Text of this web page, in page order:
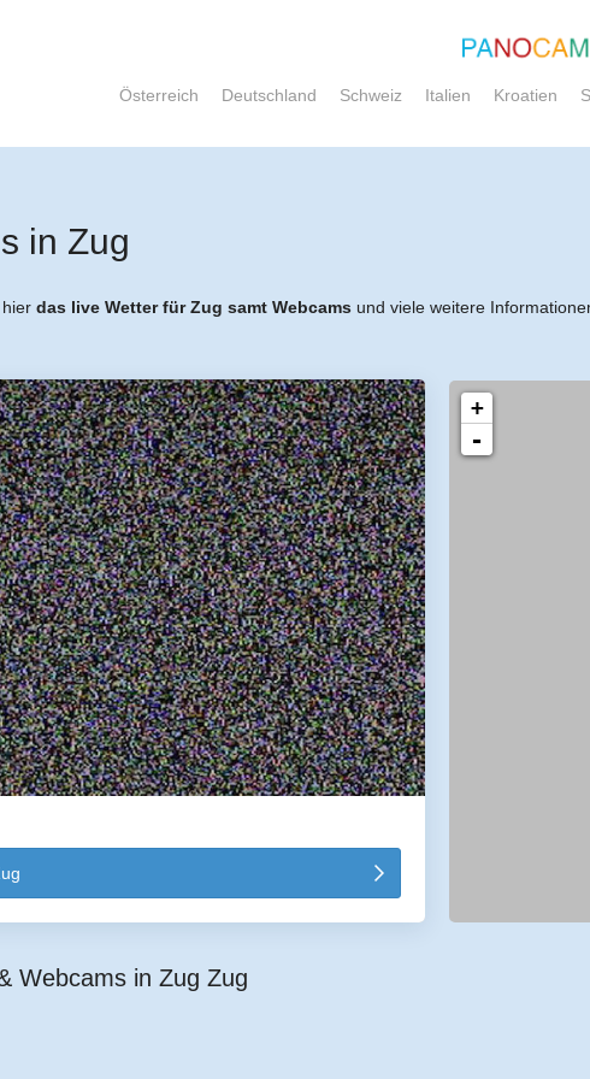
Österreich Deutschland Schweiz Italien Kroatien
in Zug
das live Wetter für Zug samt Webcams und viele weitere
+
-
Webcams in Zug Zug